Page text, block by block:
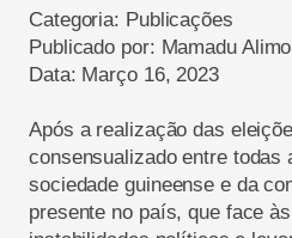
Categoria: Publicações
Publicado por: Mamadu Alimo
Data: Março 16, 2023
Após a realização das
consensualizado entre todas
sociedade guineense e da
presente no país, que face